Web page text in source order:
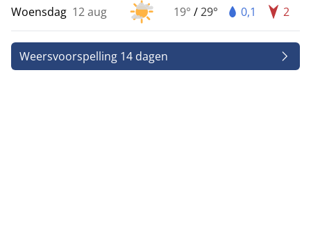
Woensdag 12 aug 19° /29° 0,1 2
Weersvoorspelling 14 dagen